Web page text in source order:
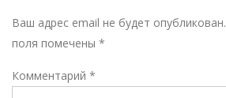
Ваш адрес email не будет опубликован.
поля помечены *
Комментарий *